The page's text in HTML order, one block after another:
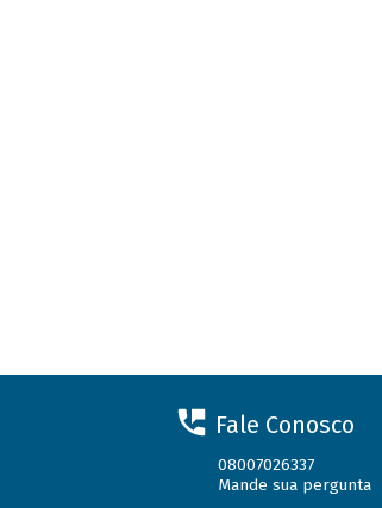
Fale Conosco
08007026337
Mande sua pergunta